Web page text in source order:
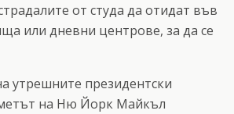
от студа да отидат във
или дневни центрове, за да се
утрешните президентски
на Ню Йорк Майкъл